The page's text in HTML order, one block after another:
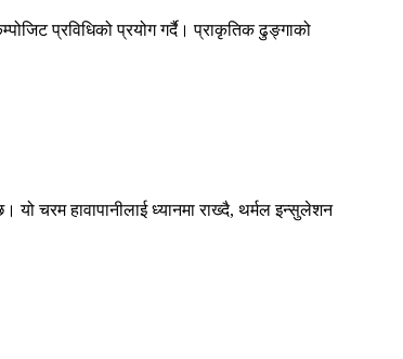
प्रविधिको प्रयोग गर्दै। प्राकृतिक ढुङ्गाको
चरम हावापानीलाई ध्यानमा राख्दै, थर्मल इन्सुलेशन